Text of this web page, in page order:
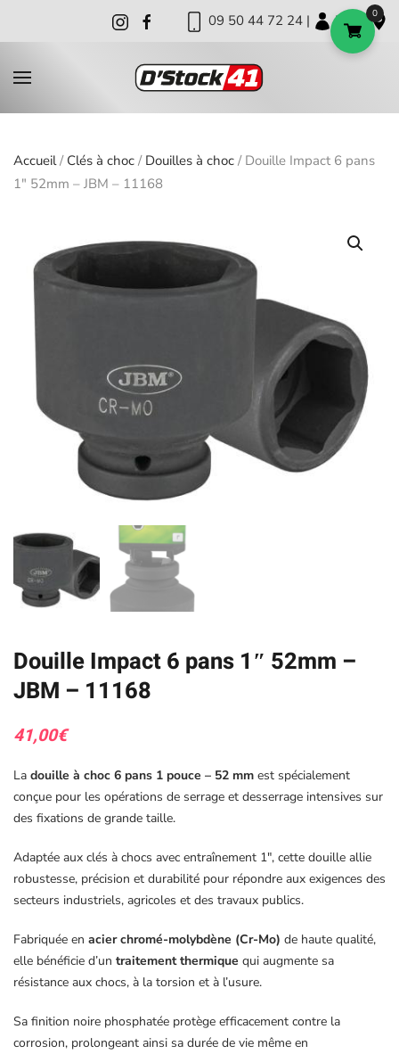
09 50 44 72 24 | | |
Accueil/ Clés à choc / Douilles à choc / Douille Impact 6 pans
1″ 52mm – JBM – 11168
Douille Impact 6 pans 1″ 52mm –
JBM – 11168
41,00€
La douille à choc 6 pans 1 pouce – 52 mm est spécialement
conçue pour les opérations de serrage et desserrage intensives sur
des fixations de grande taille.
Adaptée aux clés à chocs avec entraînement 1″, cette douille allie
robustesse, précision et durabilité pour répondre aux exigences des
secteurs industriels, agricoles et des travaux publics.
Fabriquée en acier chromé-molybdène (Cr-Mo) de haute qualité,
elle bénéficie d’un traitement thermique qui augmente sa
résistance aux chocs, à la torsion et à l’usure.
Sa finition noire phosphatée protège efficacement contre la
corrosion, prolongeant ainsi sa durée de vie même en
0